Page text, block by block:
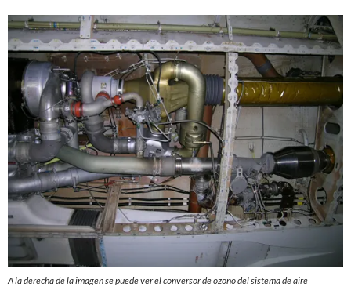
A la derecha de la imagen se puede ver el conversor de ozono del sistema de aire